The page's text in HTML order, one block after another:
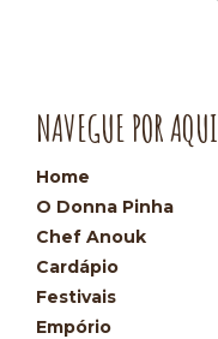
NAVEGUE POR AQUI
Home
O Donna Pinha
Chef Anouk
Cardápio
Festivais
Empório